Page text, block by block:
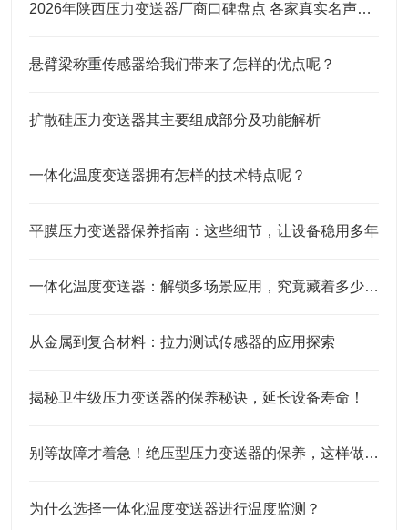
2026年陕西压力变送器厂商口碑盘点 各家真实名声实力全解析
悬臂梁称重传感器给我们带来了怎样的优点呢？
扩散硅压力变送器其主要组成部分及功能解析
一体化温度变送器拥有怎样的技术特点呢？
平膜压力变送器保养指南：这些细节，让设备稳用多年
一体化温度变送器：解锁多场景应用，究竟藏着多少“隐形力量”？
从金属到复合材料：拉力测试传感器的应用探索
揭秘卫生级压力变送器的保养秘诀，延长设备寿命！
别等故障才着急！绝压型压力变送器的保养，这样做才靠谱
为什么选择一体化温度变送器进行温度监测？